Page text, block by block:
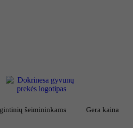
šeimininkams Gera kaina